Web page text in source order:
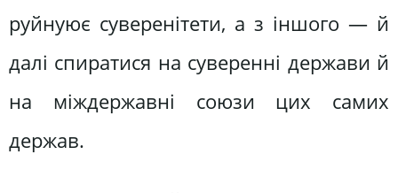
руйнуює суверенітети, а з іншого — й
далі спиратися на суверенні держави й
на міждержавні союзи цих самих
держав.